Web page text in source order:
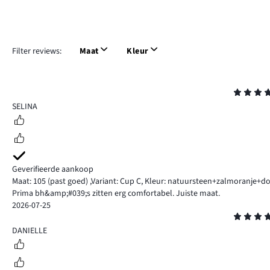
Filter reviews: Maat Kleur
5
SELINA
Geverifieerde aankoop
Maat: 105 (past goed) ,Variant: Cup C, Kleur:
Prima bh&amp;#039;s zitten erg comfortabel. Juiste maat.
2026-07-25
4
DANIELLE